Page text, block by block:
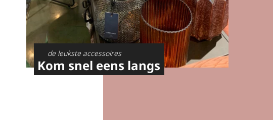
de leukste accessoires
Kom snel eens langs